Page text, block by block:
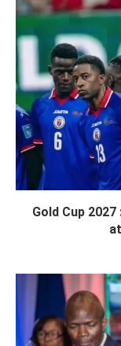
Gold Cup